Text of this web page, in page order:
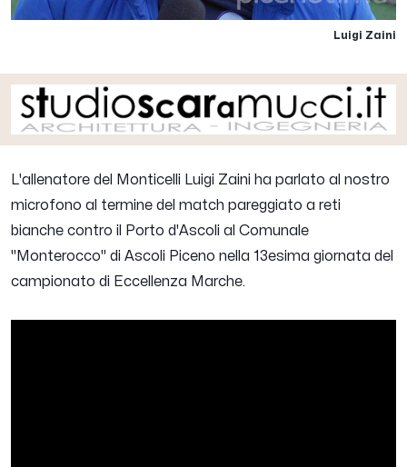
Luigi Zaini
L'allenatore del Monticelli Luigi Zaini ha parlato al nostro
microfono al termine del match pareggiato a reti
bianche contro il Porto d'Ascoli al Comunale
"Monterocco" di Ascoli Piceno nella 13esima giornata del
campionato di Eccellenza Marche.